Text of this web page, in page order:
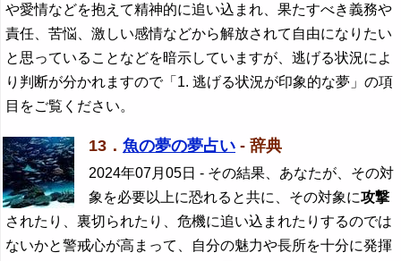
や愛情などを抱えて精神的に追い込まれ、果たすべき義務や
責任、苦悩、激しい感情などから解放されて自由になりたい
と思っていることなどを暗示していますが、逃げる状況によ
り判断が分かれますので「1. 逃げる状況が印象的な夢」の項
目をご覧ください。
13． 魚の夢の夢占い - 辞典
2024年07月05日 - その結果、あなたが、その対
象を必要以上に恐れると共に、その対象に攻撃
されたり、裏切られたり、危機に追い込まれたりするのでは
ないかと警戒心が高まって、自分の魅力や長所を十分に発揮